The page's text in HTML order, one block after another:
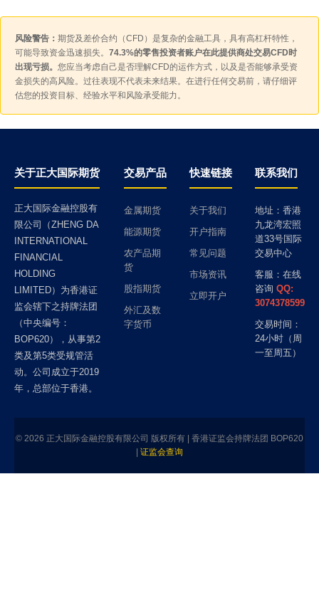
风险警告： 期货及差价合约（CFD）是复杂的金融工具，具有高杠杆特性，
可能导致资金迅速损失。 74.3%的零售投资者账户在此提供商处交易CFD时
出现亏损。 您应当考虑自己是否理解CFD的运作方式，以及是否能够承受资
金损失的高风险。过往表现不代表未来结果。在进行任何交易前，请仔细评
估您的投资目标、经验水平和风险承受能力。
关于正大国际期货
正大国际金融控股有
限公司（ZHENG DA
INTERNATIONAL
FINANCIAL
HOLDING
LIMITED）为香港证
监会辖下之持牌法团
（中央编号：
BOP620），从事第2
类及第5类受规管活
动。公司成立于2019
年，总部位于香港。
交易产品
金属期货
能源期货
农产品期
货
股指期货
外汇及数
字货币
快速链接
关于我们
开户指南
常见问题
市场资讯
立即开户
联系我们
地址：香港
九龙湾宏照
道33号国际
交易中心
客服：在线
咨询 QQ:
3074378599
交易时间：
24小时（周
一至周五）
© 2026 正大国际金融控股有限公司 版权所有 | 香港证监会持牌法团 BOP620
证监会查询